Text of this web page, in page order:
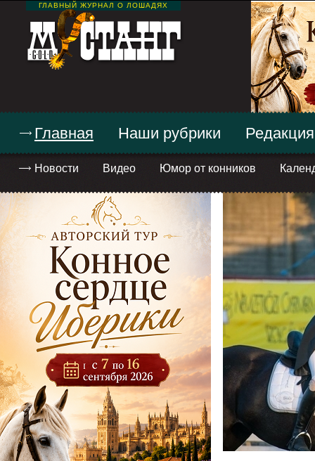
ГЛАВНЫЙ ЖУРНАЛ О ЛОШАДЯХ
Главная
Новости Видео Юмор от конников
Наши рубрики Редакция